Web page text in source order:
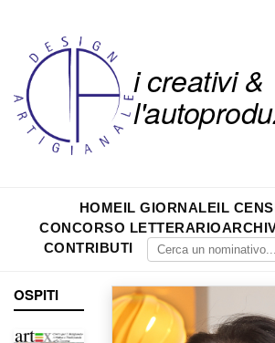
i creativi &
HOMEIL GIORNALEIL
CONCORSO LETTERARIO
CONTRIBUTI
OSPITI